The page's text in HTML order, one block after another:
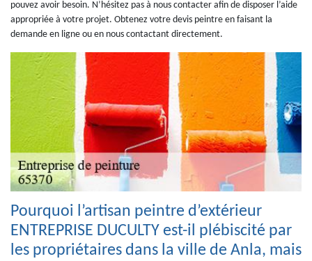
pouvez avoir besoin. N’hésitez pas à nous contacter afin de disposer l’aide
appropriée à votre projet. Obtenez votre devis peintre en faisant la
demande en ligne ou en nous contactant directement.
Pourquoi l’artisan peintre d’extérieur
ENTREPRISE DUCULTY est-il plébiscité par
les propriétaires dans la ville de Anla, mais